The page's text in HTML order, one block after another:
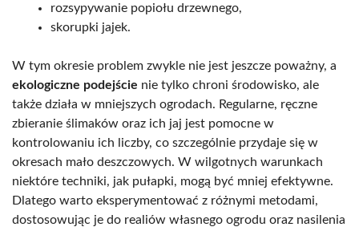
rozsypywanie popiołu drzewnego,
skorupki jajek.
W tym okresie problem zwykle nie jest jeszcze poważny, a
ekologiczne podejście nie tylko chroni środowisko, ale
także działa w mniejszych ogrodach. Regularne, ręczne
zbieranie ślimaków oraz ich jaj jest pomocne w
kontrolowaniu ich liczby, co szczególnie przydaje się w
okresach mało deszczowych. W wilgotnych warunkach
niektóre techniki, jak pułapki, mogą być mniej efektywne.
Dlatego warto eksperymentować z różnymi metodami,
dostosowując je do realiów własnego ogrodu oraz nasilenia